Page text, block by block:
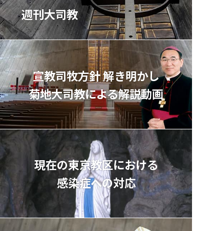
週刊大司教
宣教司牧⽅針 解き明かし
菊地⼤司教による解説動画
現在の東京教区における
感染症への対応